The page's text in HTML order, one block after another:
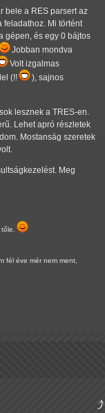
bele a RES parsert az
feladathoz. Mi történt
gépen, és egy 0 bájtos
Jobban mondva
Volt izgalmas
(!!
), sajnos
lesznek a TRES-en.
Lehet apró részletek
Mostanság szeretek
Meg
tőle.
fél éve mér nem ment,